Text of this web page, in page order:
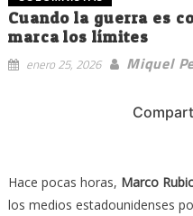
Cuando la guerra es
marca los límites
enero 25, 2026 Miquel
Hace pocas horas, Marco
los medios estadounidenses